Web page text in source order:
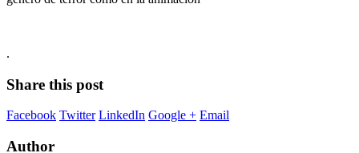
.
Share this post
Facebook Twitter LinkedIn Google + Email
Author